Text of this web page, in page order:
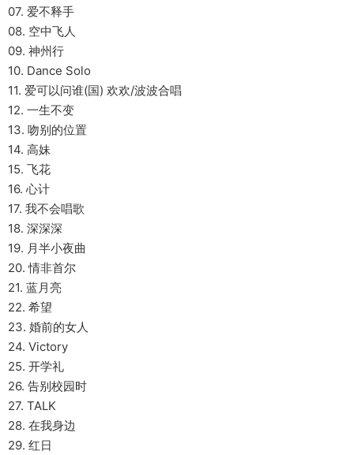
07. 爱不释手
08. 空中飞人
09. 神州行
10. Dance Solo
11. 爱可以问谁(国) 欢欢/波波合唱
12. 一生不变
13. 吻别的位置
14. 高妹
15. 飞花
16. 心计
17. 我不会唱歌
18. 深深深
19. 月半小夜曲
20. 情非首尔
21. 蓝月亮
22. 希望
23. 婚前的女人
24. Victory
25. 开学礼
26. 告别校园时
27. TALK
28. 在我身边
29. 红日